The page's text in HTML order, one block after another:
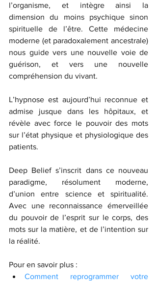
l’organisme, et intègre ainsi la
dimension du moins psychique sinon
spirituelle de l’être. Cette médecine
moderne (et paradoxalement ancestrale)
nous guide vers une nouvelle voie de
guérison, et vers une nouvelle
compréhension du vivant.
L’hypnose est aujourd’hui reconnue et
admise jusque dans les hôpitaux, et
révèle avec force le pouvoir des mots
sur l’état physique et physiologique des
patients.
Deep Belief s’inscrit dans ce nouveau
paradigme, résolument moderne,
d’union entre science et spiritualité.
Avec une reconnaissance émerveillée
du pouvoir de l’esprit sur le corps, des
mots sur la matière, et de l’intention sur
la réalité.
Pour en savoir plus :
Comment reprogrammer votre